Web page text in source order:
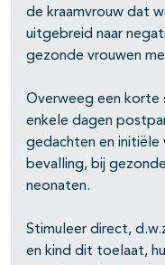
de kraamvrouw dat
uitgebreid naar
gezonde vrouwen
Overweeg een korte
enkele dagen
gedachten en initiële
bevalling, bij
neonaten.
Stimuleer direct,
en kind dit toelaat,